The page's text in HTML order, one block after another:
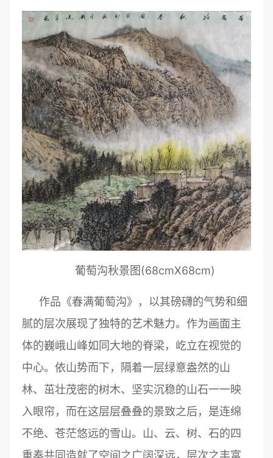
葡萄沟秋景图(68cmX68cm)
作品《春满葡萄沟》，以其磅礴的气势和细
腻的层次展现了独特的艺术魅力。作为画面主
体的巍峨山峰如同大地的脊梁，屹立在视觉的
中心。依山势而下，隔着一层绿意盎然的山
林、茁壮茂密的树木、坚实沉稳的山石一一映
入眼帘，而在这层层叠叠的景致之后，是连绵
不绝、苍茫悠远的雪山。山、云、树、石的四
重奏共同造就了空间之广阔深远，层次之丰富